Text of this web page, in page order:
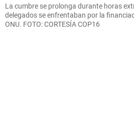
La cumbre se prolonga durante horas
delegados se enfrentaban por la
ONU. FOTO: CORTESÍA COP16